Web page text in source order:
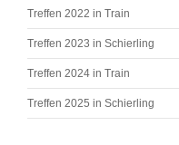
Treffen 2022 in Train
Treffen 2023 in Schierling
Treffen 2024 in Train
Treffen 2025 in Schierling